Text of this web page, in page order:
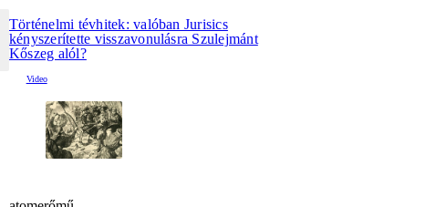
Történelmi tévhitek: valóban Jurisics
kényszerítette visszavonulásra Szulejmánt
Kőszeg alól?